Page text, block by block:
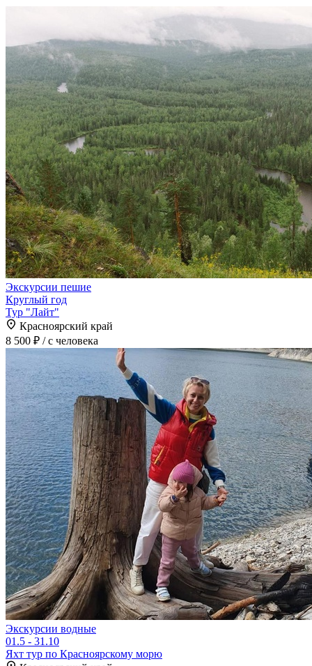
Экскурсии пешие
Круглый год
Тур "Лайт"
Красноярский край
8 500 ₽ / с человека
Экскурсии водные
01.5 - 31.10
Яхт тур по Красноярскому морю